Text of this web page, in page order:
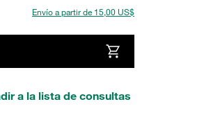
Envío a partir de 15,00 US$
a la lista de consultas